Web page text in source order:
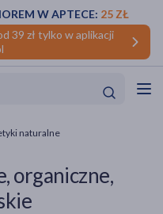
39 zł tylko w aplikacji
W APTECE: 25 ZŁ
naturalne
organiczne,